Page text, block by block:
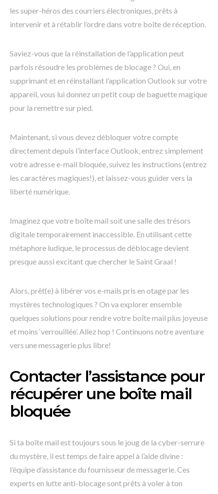
les super-héros des courriers électroniques, prêts à
intervenir et à rétablir l’ordre dans votre boîte de réception.
Saviez-vous que la réinstallation de l’application peut
parfois résoudre les problèmes de blocage ? Oui, en
supprimant et en réinstallant l’application Outlook sur votre
appareil, vous lui donnez un petit coup de baguette magique
pour la remettre sur pied.
Maintenant, si vous devez débloquer votre compte
directement depuis l’interface Outlook, entrez simplement
votre adresse e-mail bloquée, suivez les instructions (entrez
les caractères magiques!), et laissez-vous guider vers la
liberté numérique.
Imaginez que votre boîte mail soit une salle des trésors
digitale temporairement inaccessible. En utilisant cette
métaphore ludique, le processus de déblocage devient
presque aussi excitant que chercher le Saint Graal !
Alors, prêt(e) à libérer vos e-mails pris en otage par les
mystères technologiques ? On va explorer ensemble
quelques solutions pour rendre votre boîte mail plus joyeuse
et moins ‘verrouillée’. Allez hop ! Continuons notre aventure
vers une messagerie plus libre!
Contacter l’assistance pour
récupérer une boîte mail
bloquée
Si ta boîte mail est toujours sous le joug de la cyber-serrure
du mystère, il est temps de faire appel à l’aide divine :
l’équipe d’assistance du fournisseur de messagerie. Ces
experts en lutte anti-blocage sont prêts à voler à ton